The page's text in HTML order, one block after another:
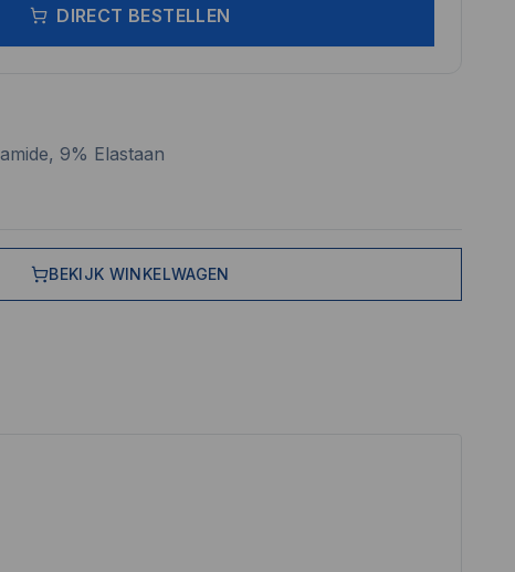
DIRECT BESTELLEN
9% Elastaan
BEKIJK WINKELWAGEN